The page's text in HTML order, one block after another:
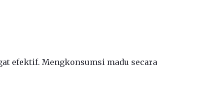
efektif. Mengkonsumsi madu secara